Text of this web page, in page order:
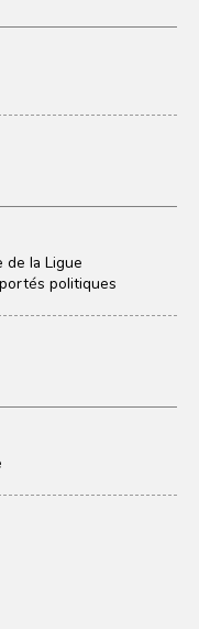
de la Ligue
politiques